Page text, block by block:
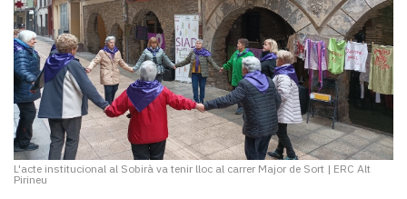
L'acte institucional al Sobirà va tenir lloc al carrer Major de Sort | ERC Alt
Pirineu